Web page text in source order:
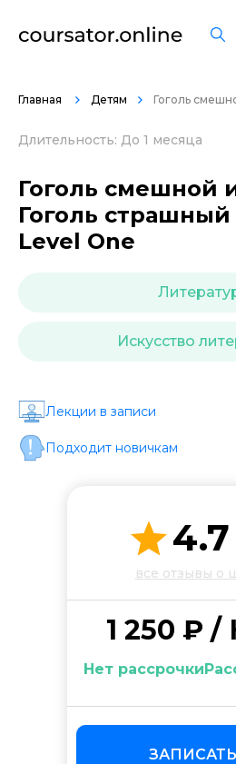
Главная Детям Гоголь
Длительность: До 1 месяца
Гоголь смешной
Гоголь страшный
Level One
Искусство
Лекции в записи
Подходит новичкам
4.7
все отзывы о
1 250 ₽ /
Нет
Стоимость *
Программа